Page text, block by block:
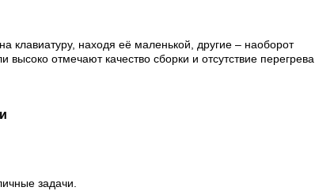
клавиатуру, находя её маленькой, другие – наоборот
высоко отмечают качество сборки и отсутствие перегрева
задачи.